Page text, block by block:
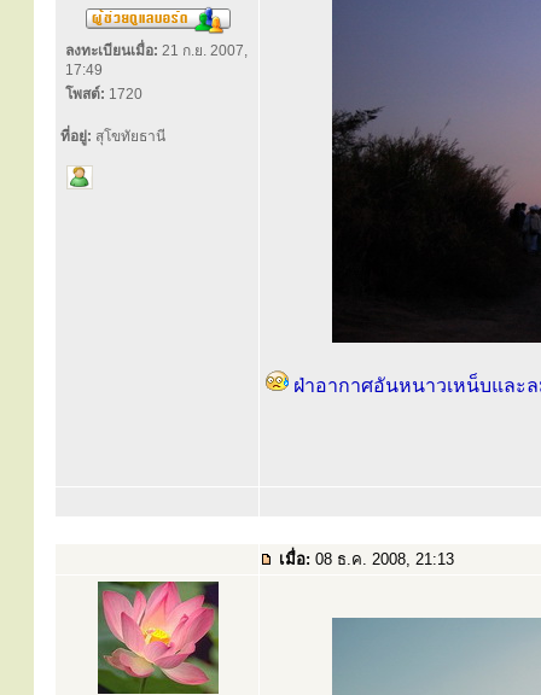
ลงทะเบียนเมื่อ: 21 ก.ย. 2007,
17:49
โพสต์: 1720
ที่อยู่: สุโขทัยธานี
ฝ่าอากาศอันหนาวเหน็บและล
เมื่อ: 08 ธ.ค. 2008, 21:13